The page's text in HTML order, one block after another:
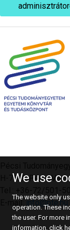
H-7622 Pécs,
E-mail:info@pte.hu
We use
The website only
operation. These
the user. For more
information, click